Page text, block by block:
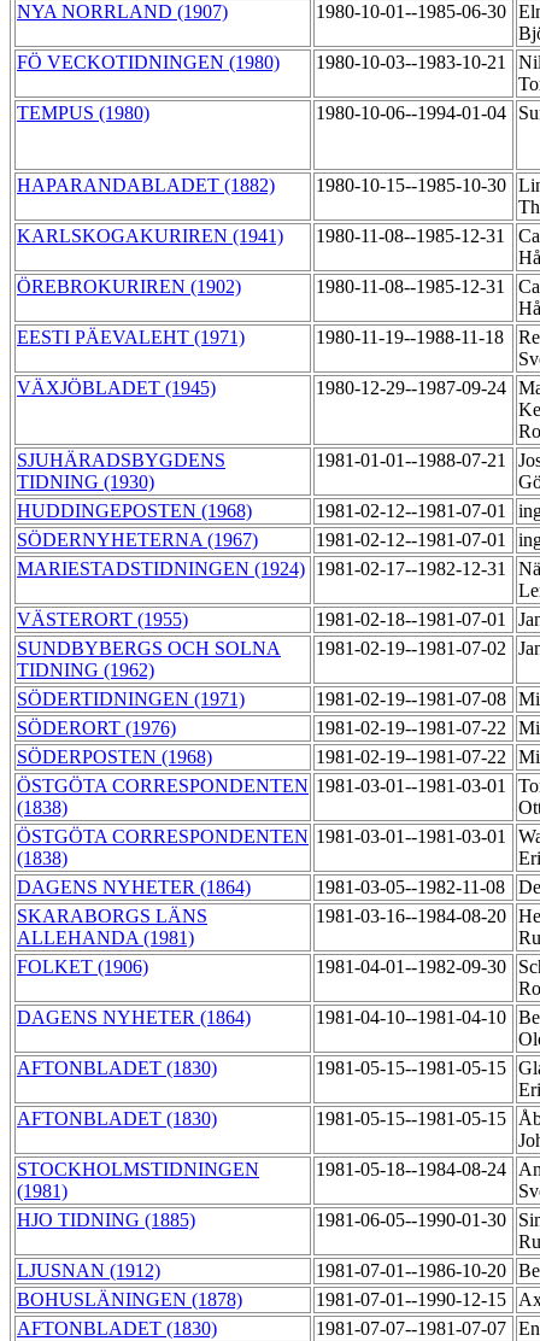
NYA NORRLAND (1907)
1980-10-01--1985-06-30
FÖ VECKOTIDNINGEN (1980)
1980-10-03--1983-10-21
TEMPUS (1980)
1980-10-06--1994-01-04
HAPARANDABLADET (1882) 1980-10-15--1985-10-30
KARLSKOGAKURIREN (1941)
1980-11-08--1985-12-31
ÖREBROKURIREN (1902)
1980-11-08--1985-12-31
EESTI PÄEVALEHT (1971)
1980-11-19--1988-11-18
VÄXJÖBLADET (1945)
1980-12-29--1987-09-24
SJUHÄRADSBYGDENS
TIDNING (1930)
1981-01-01--1988-07-21
HUDDINGEPOSTEN (1968)
1981-02-12--1981-07-01
SÖDERNYHETERNA (1967)
1981-02-12--1981-07-01
MARIESTADSTIDNINGEN (1924) 1981-02-17--1982-12-31
VÄSTERORT (1955)
1981-02-18--1981-07-01
SUNDBYBERGS OCH SOLNA
TIDNING (1962)
1981-02-19--1981-07-02
SÖDERTIDNINGEN (1971) 1981-02-19--1981-07-08
SÖDERORT (1976)
1981-02-19--1981-07-22
SÖDERPOSTEN (1968)
1981-02-19--1981-07-22
ÖSTGÖTA CORRESPONDENTEN
(1838)
1981-03-01--1981-03-01
ÖSTGÖTA CORRESPONDENTEN
(1838)
1981-03-01--1981-03-01
DAGENS NYHETER (1864)
1981-03-05--1982-11-08
SKARABORGS LÄNS
ALLEHANDA (1981)
1981-03-16--1984-08-20
FOLKET (1906)
1981-04-01--1982-09-30
DAGENS NYHETER (1864)
1981-04-10--1981-04-10
AFTONBLADET (1830)
1981-05-15--1981-05-15
AFTONBLADET (1830)
1981-05-15--1981-05-15
STOCKHOLMSTIDNINGEN
(1981)
1981-05-18--1984-08-24
HJO TIDNING (1885)
1981-06-05--1990-01-30
LJUSNAN (1912)
1981-07-01--1986-10-20
BOHUSLÄNINGEN (1878)
1981-07-01--1990-12-15
AFTONBLADET (1830)
1981-07-07--1981-07-07